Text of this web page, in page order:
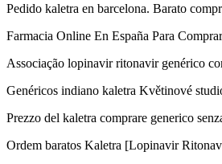
Pedido kaletra en barcelona. Barato
Farmacia Online En España Para
Associação lopinavir ritonavir genérico
Genéricos indiano kaletra Květinové
Prezzo del kaletra comprare generico
Ordem baratos Kaletra [Lopinavir